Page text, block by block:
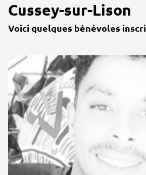
Cussey-sur-Lison
Voici quelques bénévoles